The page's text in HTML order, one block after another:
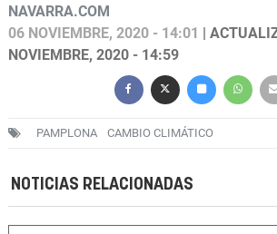
NAVARRA.COM
06 NOVIEMBRE, 2020 - 14:01
|
NOVIEMBRE, 2020 - 14:59
PAMPLONA CAMBIO CLIMÁTICO
NOTICIAS RELACIONADAS